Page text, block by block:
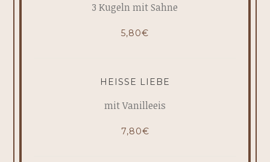
3 Kugeln mit Sahne
5,80€
HEISSE LIEBE
mit Vanilleeis
7,80€